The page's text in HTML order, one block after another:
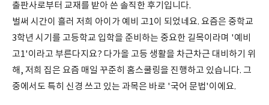
출판사로부터 교재를 받아 쓴 솔직한 후기입니다.
벌써 시간이 흘러 저희 아이가 예비 고1이 되었네요. 요즘은 중학교
3학년 시기를 고등학교 입학을 준비하는 중요한 길목이라며 '예비
고1'이라고 부른다지요? 다가올 고등 생활을 차근차근 대비하기 위
해, 저희 집은 요즘 매일 꾸준히 홈스쿨링을 진행하고 있습니다. 그
중에서도 특히 신경 쓰고 있는 과목은 바로 '국어 문법'이에요.